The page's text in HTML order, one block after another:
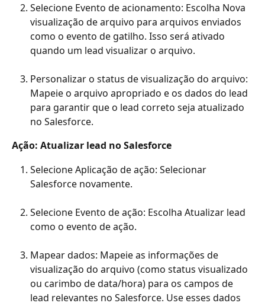
Selecione Evento de acionamento: Escolha Nova
visualização de arquivo para arquivos enviados
como o evento de gatilho. Isso será ativado
quando um lead visualizar o arquivo.
Personalizar o status de visualização do arquivo:
Mapeie o arquivo apropriado e os dados do lead
para garantir que o lead correto seja atualizado
no Salesforce.
Ação: Atualizar lead no Salesforce
Selecione Aplicação de ação: Selecionar
Salesforce novamente.
Selecione Evento de ação: Escolha Atualizar lead
como o evento de ação.
Mapear dados: Mapeie as informações de
visualização do arquivo (como status visualizado
ou carimbo de data/hora) para os campos de
lead relevantes no Salesforce. Use esses dados